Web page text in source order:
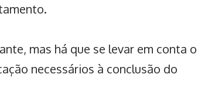
mas há que se levar em conta o
necessários à conclusão do